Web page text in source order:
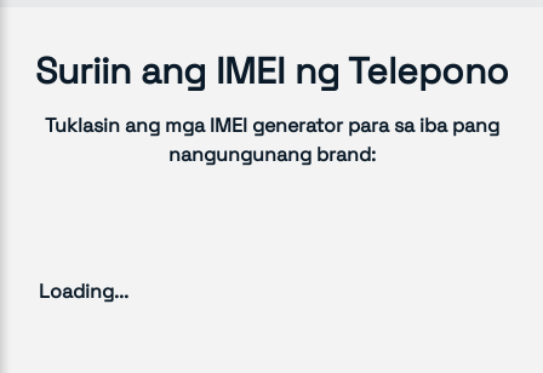
Suriin ang IMEI ng Telepono
Tuklasin ang mga IMEI generator para sa iba pang
nangungunang brand:
Loading...